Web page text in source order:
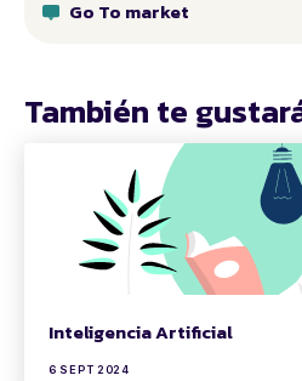
Go To market
También te
Inteligencia Artificial
6 SEPT 2024